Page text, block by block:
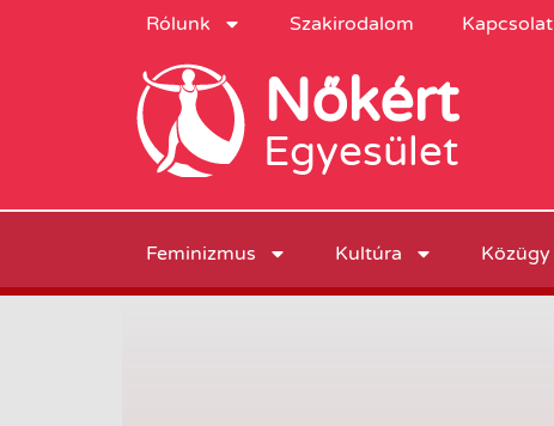
Rólunk Szakirodalom Kapcsolat
Nőkért
Egyesület
Feminizmus Kultúra Közügy